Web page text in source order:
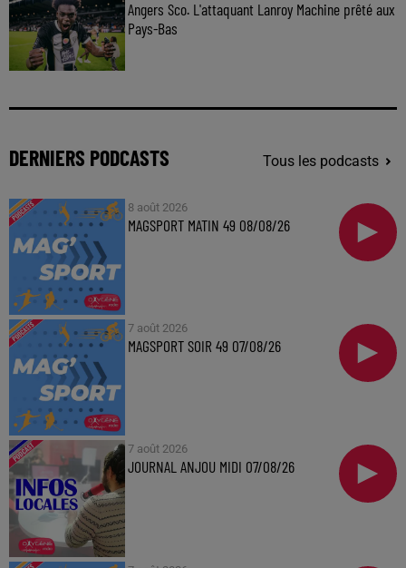
Angers Sco. L'attaquant Lanroy Machine prêté aux
Pays-Bas
DERNIERS PODCASTS Tous les podcasts
8 août 2026
MAGSPORT MATIN 49 08/08/26
7 août 2026
MAGSPORT SOIR 49 07/08/26
7 août 2026
JOURNAL ANJOU MIDI 07/08/26